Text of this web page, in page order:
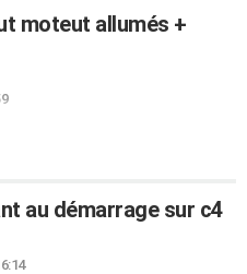
moteut allumés +
au démarrage sur c4